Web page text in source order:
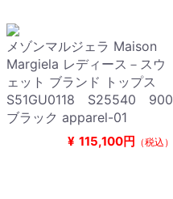
メゾンマルジェラ Maison
Margiela レディース－スウ
ェット ブランド トップス
S51GU0118 S25540 900
ブラック apparel-01
¥ 115,100円 （税込）